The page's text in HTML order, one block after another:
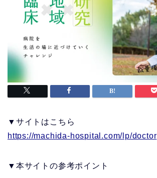
▼サイトはこちら
https://machida-hospital.com/lp/doctor
▼本サイトの参考ポイント